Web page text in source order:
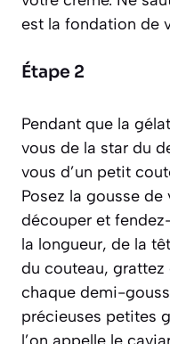
est la fondation de
Étape 2
Pendant que la
vous de la star du
vous d’un petit
Posez la gousse
découper et
la longueur, de la
du couteau, grattez
chaque demi-
précieuses petites